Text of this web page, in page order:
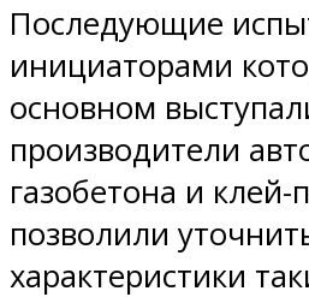
Последующие
инициаторами
основном
производители
газобетона и клей-
позволили
характеристики